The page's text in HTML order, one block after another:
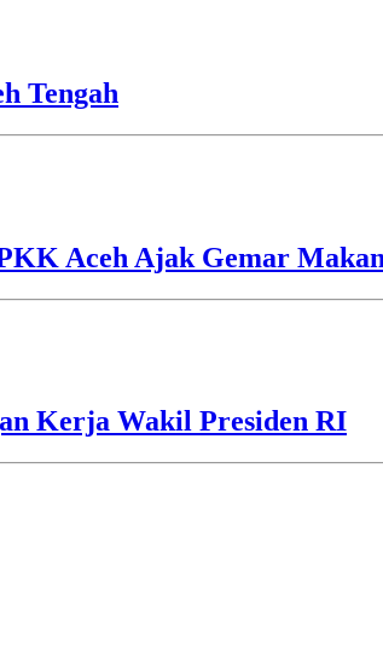
Tengah
Aceh Ajak Gemar
Kerja Wakil Presiden RI